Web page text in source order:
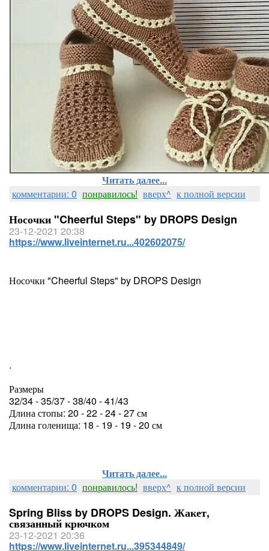
Читать далее...
комментарии: 0 понравилось! вверх^ к полной версии
Носочки "Cheerful Steps" by DROPS Design
23-12-2021 20:38
https://www.liveinternet.ru...402602075/
Носочки "Cheerful Steps" by DROPS Design
.
Размеры
32/34 - 35/37 - 38/40 - 41/43
Длина стопы: 20 - 22 - 24 - 27 см
Длина голенища: 18 - 19 - 19 - 20 см
Читать далее...
комментарии: 0 понравилось! вверх^ к полной версии
Spring Bliss by DROPS Design. Жакет,
связанный крючком
23-12-2021 20:36
https://www.liveinternet.ru...395344849/